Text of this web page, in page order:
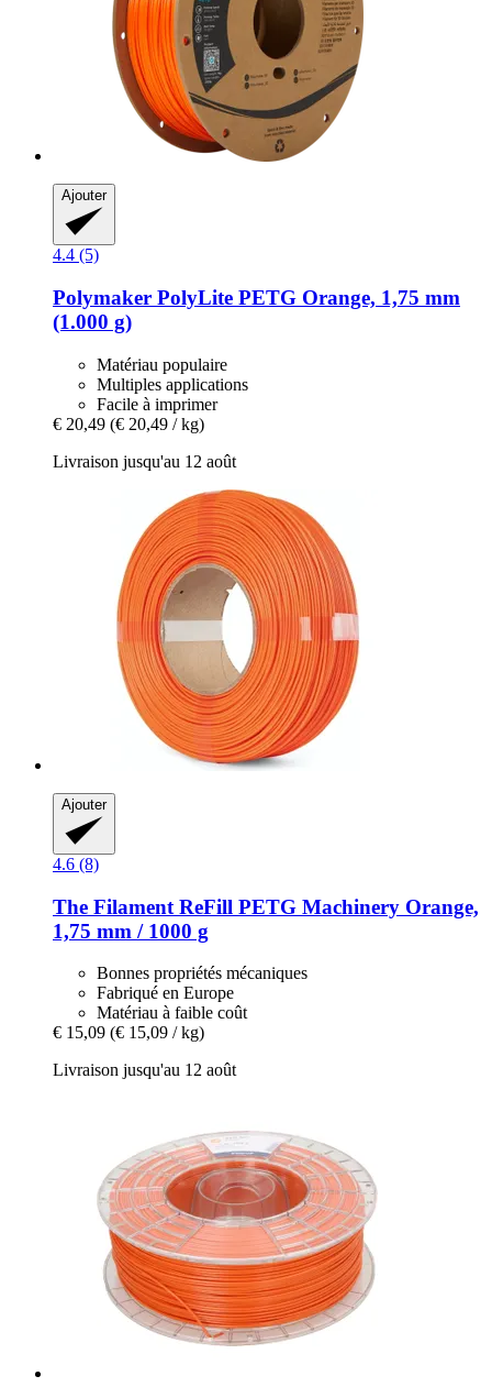
Ajouter
4.4 (5)
Polymaker PolyLite PETG Orange, 1,75 mm
(1.000 g)
Matériau populaire
Multiples applications
Facile à imprimer
€ 20,49 (€ 20,49 / kg)
Livraison jusqu'au 12 août
Ajouter
4.6 (8)
The Filament ReFill PETG Machinery Orange,
1,75 mm / 1000 g
Bonnes propriétés mécaniques
Fabriqué en Europe
Matériau à faible coût
€ 15,09 (€ 15,09 / kg)
Livraison jusqu'au 12 août